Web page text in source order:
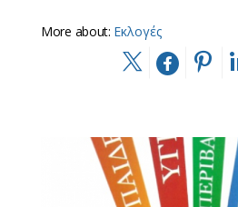
More about: Εκλογές